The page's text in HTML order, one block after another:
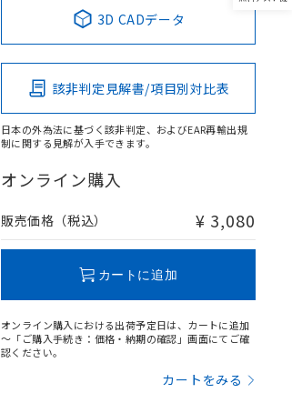
3D CADデータ
該非判定見解書/項目別対比表
日本の外為法に基づく該非判定、およびEAR再輸出規
制に関する見解が入手できます。
オンライン購入
販売価格（税込） ¥ 3,080
カートに追加
オンライン購入における出荷予定日は、カートに追加
～「ご購入手続き：価格・納期の確認」画面にてご確
認ください。
カートをみる